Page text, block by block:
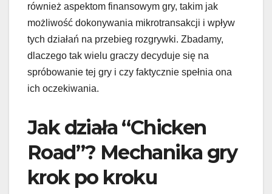
również aspektom finansowym gry, takim jak
możliwość dokonywania mikrotransakcji i wpływ
tych działań na przebieg rozgrywki. Zbadamy,
dlaczego tak wielu graczy decyduje się na
spróbowanie tej gry i czy faktycznie spełnia ona
ich oczekiwania.
Jak działa “Chicken
Road”? Mechanika gry
krok po kroku